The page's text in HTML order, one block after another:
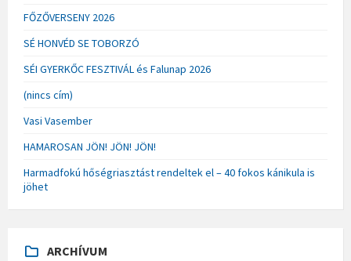
FŐZŐVERSENY 2026
SÉ HONVÉD SE TOBORZÓ
SÉI GYERKŐC FESZTIVÁL és Falunap 2026
(nincs cím)
Vasi Vasember
HAMAROSAN JÖN! JÖN! JÖN!
Harmadfokú hőségriasztást rendeltek el – 40 fokos kánikula is
jöhet
ARCHÍVUM